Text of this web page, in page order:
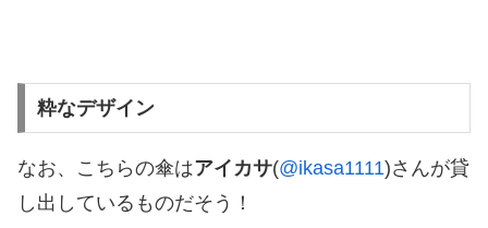
粋なデザイン
なお、こちらの傘はアイカサ(@ikasa1111)さんが貸
し出しているものだそう！